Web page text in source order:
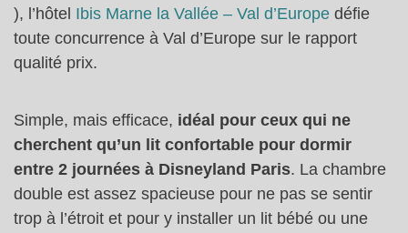
), l’hôtel Ibis Marne la Vallée – Val d’Europe défie
toute concurrence à Val d’Europe sur le rapport
qualité prix.
Simple, mais efficace, idéal pour ceux qui ne
cherchent qu’un lit confortable pour dormir
entre 2 journées à Disneyland Paris. La chambre
double est assez spacieuse pour ne pas se sentir
trop à l’étroit et pour y installer un lit bébé ou une